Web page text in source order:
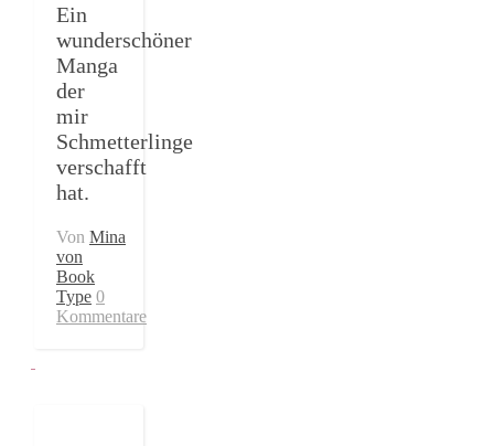
Ein
wunderschöner
Manga
der
mir
Schmetterlinge
verschafft
hat.
Von Mina
von
Book
Type 0
Kommentare